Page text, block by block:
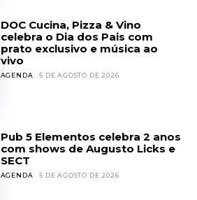
DOC Cucina, Pizza & Vino
celebra o Dia dos Pais com
prato exclusivo e música ao
vivo
AGENDA 5 DE AGOSTO DE 2026
Pub 5 Elementos celebra 2 anos
com shows de Augusto Licks e
SECT
AGENDA 5 DE AGOSTO DE 2026